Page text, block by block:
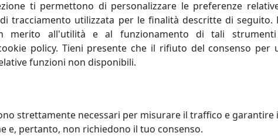
Arti e Mestieri Arti e
ti permettono di personalizzare le preferenze
tracciamento utilizzata per le finalità descritte di seguito.
merito all'utilità e al funzionamento di tali
policy. Tieni presente che il rifiuto del consenso per
funzioni non disponibili.
strettamente necessari per misurare il traffico e garantire
e, pertanto, non richiedono il tuo consenso.